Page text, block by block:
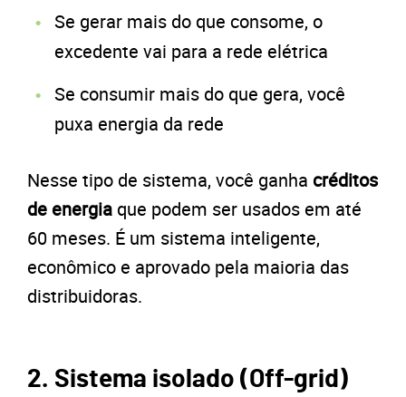
Se gerar mais do que consome, o
excedente vai para a rede elétrica
Se consumir mais do que gera, você
puxa energia da rede
Nesse tipo de sistema, você ganha créditos
de energia que podem ser usados em até
60 meses. É um sistema inteligente,
econômico e aprovado pela maioria das
distribuidoras.
2. Sistema isolado (Off-grid)